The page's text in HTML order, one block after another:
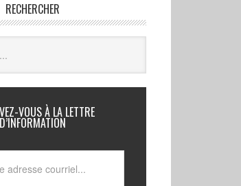
RECHERCHER
VOUS À LA LETTRE
D’INFORMATION